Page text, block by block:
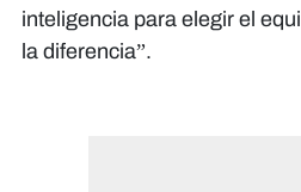
inteligencia para elegir el
la diferencia”.